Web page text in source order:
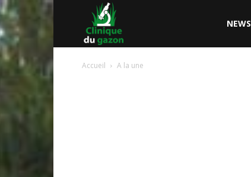
du
NEWS
Accueil A la une